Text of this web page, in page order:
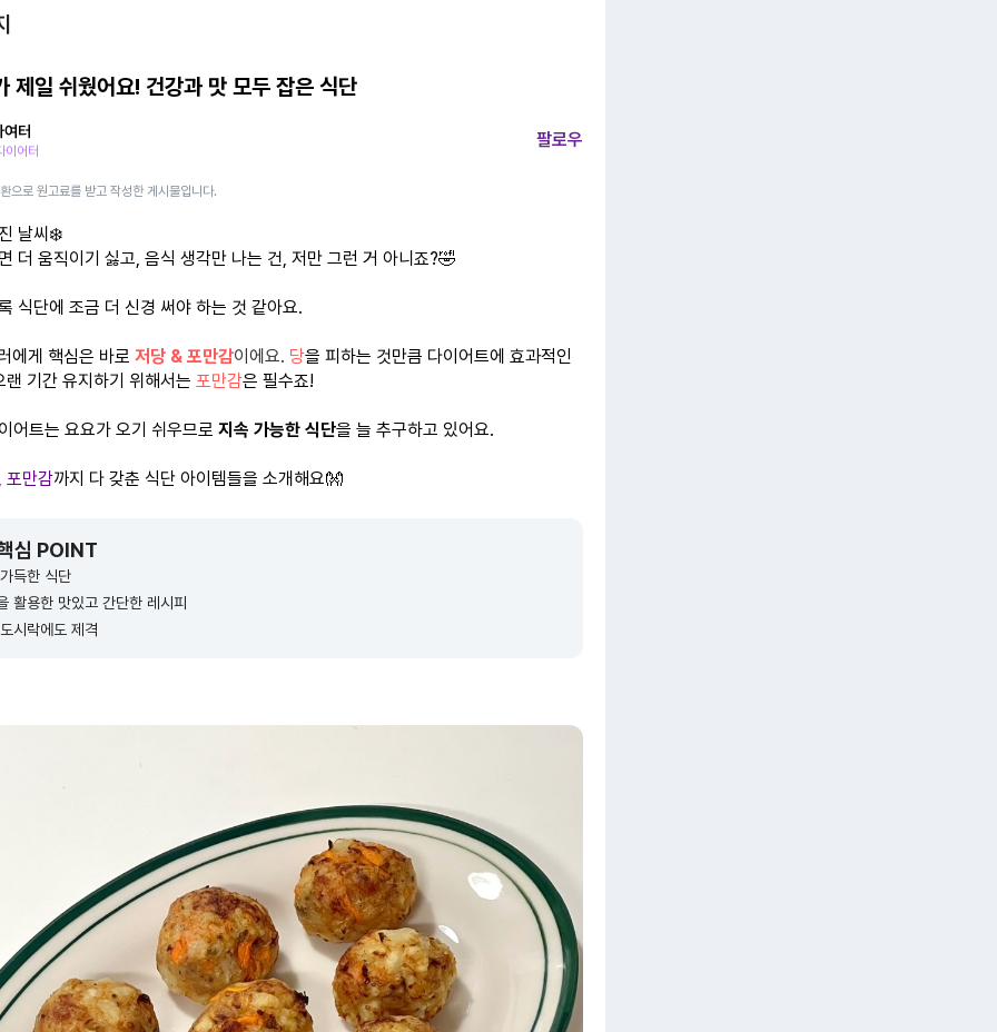
제일 쉬웠어요! 건강과 맛 모두 잡은 식단
터
이어터
팔로우
으로 원고료를 받고 작성한 게시물입니다.
날씨❄️
더 움직이기 싫고, 음식 생각만 나는 건, 저만 그런 거 아니죠?🤣
식단에 조금 더 신경 써야 하는 것 같아요.
에게 핵심은 바로 저당 & 포만감이에요. 당을 피하는 것만큼 다이어트에 효과적인
랜 기간 유지하기 위해서는 포만감은 필수죠!
어트는 요요가 오기 쉬우므로 지속 가능한 식단을 늘 추구하고 있어요.
포만감까지 다 갖춘 식단 아이템들을 소개해요👐
심 POINT
득한 식단
활용한 맛있고 간단한 레시피
시락에도 제격